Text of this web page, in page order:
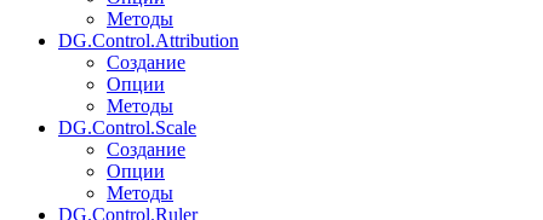
Методы
DG.Control.Attribution
Создание
Опции
Методы
DG.Control.Scale
Создание
Опции
Методы
DG.Control.Ruler